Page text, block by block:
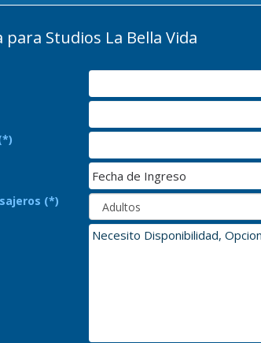
Studios La Bella Vida
(*)